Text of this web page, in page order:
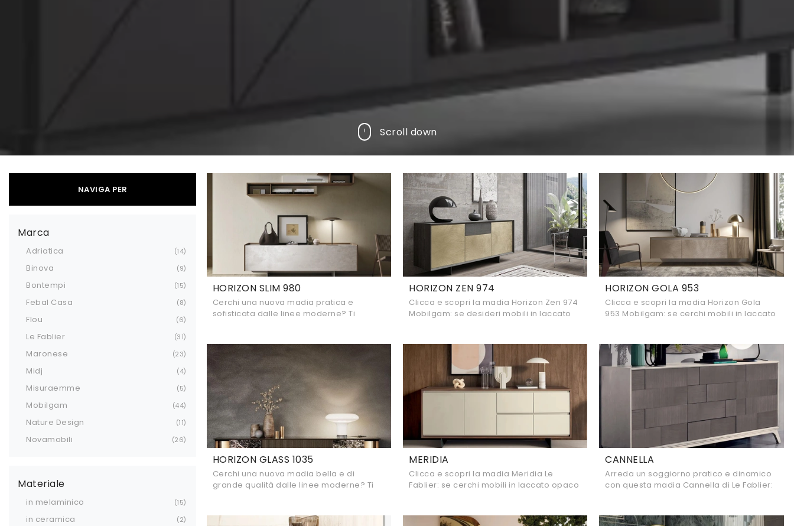
Scroll down
NAVIGA PER
Marca
Adriatica 14
Binova 9
Bontempi 15
Febal Casa 8
Flou 6
Le Fablier 31
Maronese 23
Midj 4
Misuraemme 5
Mobilgam 44
Nature Design 11
Novamobili 26
Materiale
in melaminico 15
in ceramica 2
HORIZON SLIM 980
Cerchi una nuova madia pratica e
sofisticata dalle linee moderne? Ti
HORIZON ZEN 974
Clicca e scopri la madia Horizon Zen 974
Mobilgam: se desideri mobili in laccato
HORIZON GOLA 953
Clicca e scopri la madia Horizon Gola
953 Mobilgam: se cerchi mobili in laccato
HORIZON GLASS 1035
Cerchi una nuova madia bella e di
grande qualità dalle linee moderne? Ti
MERIDIA
Clicca e scopri la madia Meridia Le
Fablier: se cerchi mobili in laccato opaco
CANNELLA
Arreda un soggiorno pratico e dinamico
con questa madia Cannella di Le Fablier: